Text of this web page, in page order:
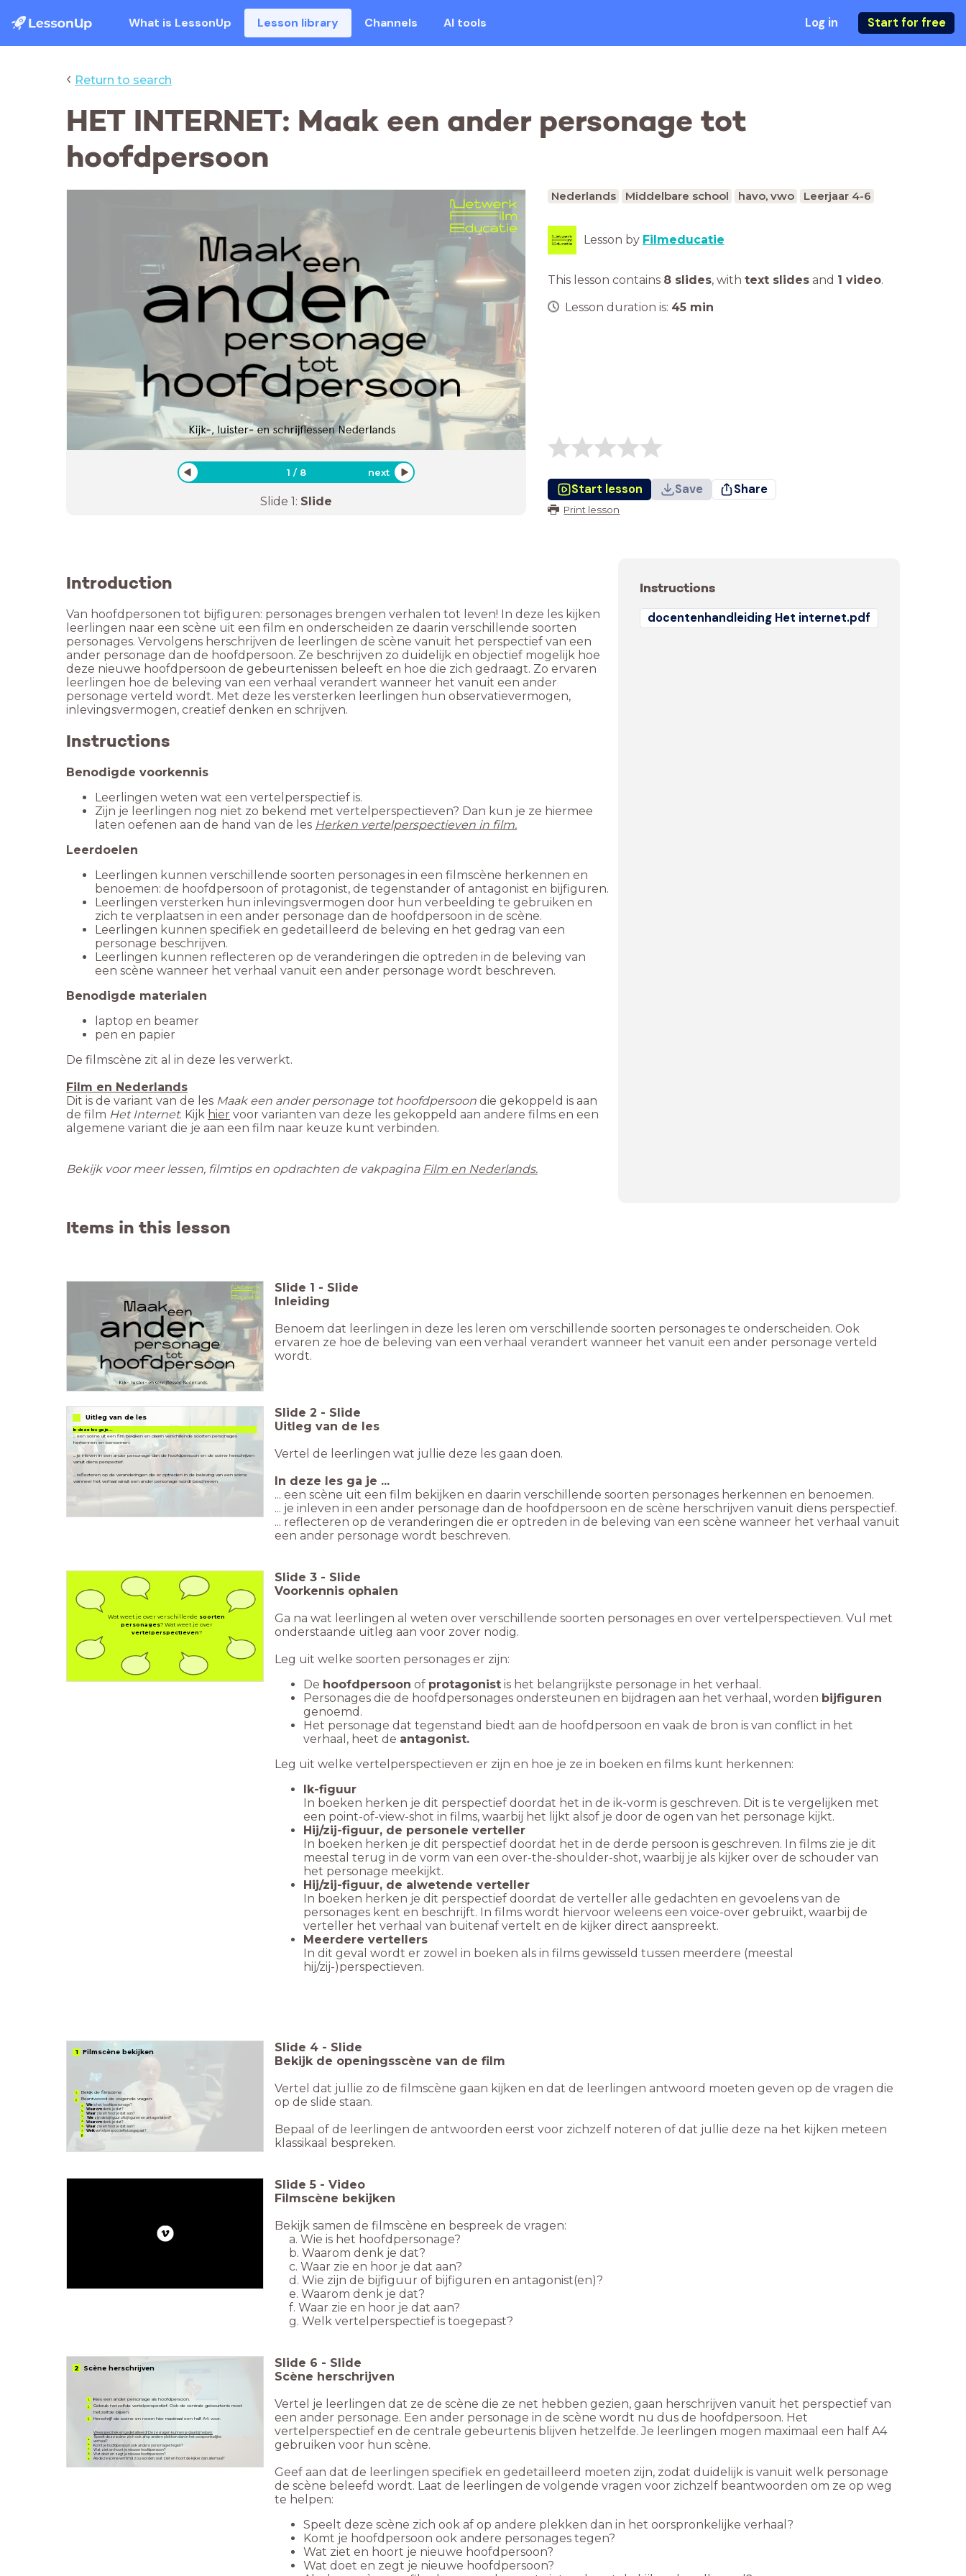
What is LessonUp Lesson library Channels AI tools Log in Start for free
‹ Return to search
HET INTERNET: Maak een ander personage tot
hoofdpersoon
1 / 8 next
Slide 1: Slide
Nederlands Middelbare school havo, vwo Leerjaar 4-6
Lesson by Filmeducatie
This lesson contains 8 slides, with text slides and 1 video.
Lesson duration is: 45 min
Start lesson Save Share
Print lesson
Introduction
Van hoofdpersonen tot bijfiguren: personages brengen verhalen tot leven! In deze les kijken
leerlingen naar een scène uit een film en onderscheiden ze daarin verschillende soorten
personages. Vervolgens herschrijven de leerlingen de scène vanuit het perspectief van een
ander personage dan de hoofdpersoon. Ze beschrijven zo duidelijk en objectief mogelijk hoe
deze nieuwe hoofdpersoon de gebeurtenissen beleeft en hoe die zich gedraagt. Zo ervaren
leerlingen hoe de beleving van een verhaal verandert wanneer het vanuit een ander
personage verteld wordt. Met deze les versterken leerlingen hun observatievermogen,
inlevingsvermogen, creatief denken en schrijven.
Instructions
Zijn je leerlingen nog niet zo bekend met vertelperspectieven? Dan kun je ze hiermee
laten oefenen aan de hand van de les
Leerdoelen
Leerlingen kunnen verschillende soorten personages in een filmscène herkennen en
Leerlingen versterken hun inlevingsvermogen door hun verbeelding te gebruiken en
Leerlingen kunnen specifiek en gedetailleerd de beleving en het gedrag van een
Leerlingen kunnen reflecteren op de veranderingen die optreden in de beleving van
een scène wanneer het verhaal vanuit een ander personage wordt beschreven.
Dit is de variant van de les Maak een ander personage tot hoofdpersoon die gekoppeld is aan
de film Het Internet. Kijk hier voor varianten van deze les gekoppeld aan andere films en een
Bekijk voor meer lessen, filmtips en opdrachten de vakpagina Film en Nederlands.
Instructions
docentenhandleiding Het internet.pdf
Items in this lesson
Slide 1 - Slide
Inleiding
Benoem dat leerlingen in deze les leren om verschillende soorten personages te onderscheiden. Ook
ervaren ze hoe de beleving van een verhaal verandert wanneer het vanuit een ander personage verteld
wordt.
Uitleg van de les
In deze les ga je...
... een scène uit een film bekijken en daarin verschillende soorten personages
... je inleven in een ander personage dan de hoofdpersoon en de scène herschrijven
... reflecteren op de veranderingen die er optreden in de beleving van een scène
Slide 2 - Slide
Uitleg van de les
Vertel de leerlingen wat jullie deze les gaan doen.
In deze les ga je ...
... een scène uit een film bekijken en daarin verschillende soorten personages herkennen en benoemen.
... je inleven in een ander personage dan de hoofdpersoon en de scène herschrijven vanuit diens perspectief.
... reflecteren op de veranderingen die er optreden in de beleving van een scène wanneer het verhaal vanuit
een ander personage wordt beschreven.
Wat weet je over verschillende soorten
personages? Wat weet je over
vertelperspectieven?
Slide 3 - Slide
Voorkennis ophalen
Ga na wat leerlingen al weten over verschillende soorten personages en over vertelperspectieven. Vul met
onderstaande uitleg aan voor zover nodig.
Leg uit welke soorten personages er zijn:
De hoofdpersoon of protagonist is het belangrijkste personage in het verhaal.
Personages die de hoofdpersonages ondersteunen en bijdragen aan het verhaal, worden bijfiguren
genoemd.
Het personage dat tegenstand biedt aan de hoofdpersoon en vaak de bron is van conflict in het
verhaal, heet de antagonist.
Leg uit welke vertelperspectieven er zijn en hoe je ze in boeken en films kunt herkennen:
Ik-figuur
In boeken herken je dit perspectief doordat het in de ik-vorm is geschreven. Dit is te vergelijken met
een point-of-view-shot in films, waarbij het lijkt alsof je door de ogen van het personage kijkt.
Hij/zij-figuur, de personele verteller
In boeken herken je dit perspectief doordat het in de derde persoon is geschreven. In films zie je dit
meestal terug in de vorm van een over-the-shoulder-shot, waarbij je als kijker over de schouder van
het personage meekijkt.
Hij/zij-figuur, de alwetende verteller
In boeken herken je dit perspectief doordat de verteller alle gedachten en gevoelens van de
personages kent en beschrijft. In films wordt hiervoor weleens een voice-over gebruikt, waarbij de
verteller het verhaal van buitenaf vertelt en de kijker direct aanspreekt.
Meerdere vertellers
In dit geval wordt er zowel in boeken als in films gewisseld tussen meerdere (meestal
hij/zij-)perspectieven.
Bekijk de filmscène.
Beantwoord de volgende vragen:
Wie is het hoofdpersonage?
Waaromdenk je dat?
Waar zie en hoor je dat aan?
Wie zijn de bijfiguur of bijfiguren en antagonist(en)?
Waarom denk je dat?
Waarzie en hoor je dat aan?
Welk vertelperspectief is toegepast?
1 Filmscène bekijken Slide 4 - Slide
Bekijk de openingsscène van de film
Vertel dat jullie zo de filmscène gaan kijken en dat de leerlingen antwoord moeten geven op de vragen die
op de slide staan.
Bepaal of de leerlingen de antwoorden eerst voor zichzelf noteren of dat jullie deze na het kijken meteen
klassikaal bespreken.
Slide 5 - Video
Filmscène bekijken
Bekijk samen de filmscène en bespreek de vragen:
a. Wie is het hoofdpersonage?
b. Waarom denk je dat?
c. Waar zie en hoor je dat aan?
d. Wie zijn de bijfiguur of bijfiguren en antagonist(en)?
e. Waarom denk je dat?
f. Waar zie en hoor je dat aan?
g. Welk vertelperspectief is toegepast?
2 Scène herschrijven
Kies een ander personage als hoofdpersoon.
Gebruik hetzelfde vertelperspectief. Ook de centrale gebeurtenis moet
hetzelfde blijven.
Herschrijf de scène en neem hier maximaal een half A4 voor.
Wees specifiek en gedetailleerd! Deze vragen kunnen je daarbij helpen:
Speelt deze scène zich ook af op andere plekken dan in het oorspronkelijke
verhaal?
Komt je hoofdpersoon ook andere personages tegen?
Wat ziet en hoort je nieuwe hoofdpersoon?
Wat doet en zegt je nieuwe hoofdpersoon?
Als deze scène verfilmd zou worden, wat ziet en hoort de kijker dan allemaal?
Slide 6 - Slide
Scène herschrijven
Vertel je leerlingen dat ze de scène die ze net hebben gezien, gaan herschrijven vanuit het perspectief van
een ander personage. Een ander personage in de scène wordt nu dus de hoofdpersoon. Het
vertelperspectief en de centrale gebeurtenis blijven hetzelfde. Je leerlingen mogen maximaal een half A4
gebruiken voor hun scène.
Geef aan dat de leerlingen specifiek en gedetailleerd moeten zijn, zodat duidelijk is vanuit welk personage
de scène beleefd wordt. Laat de leerlingen de volgende vragen voor zichzelf beantwoorden om ze op weg
te helpen:
Speelt deze scène zich ook af op andere plekken dan in het oorspronkelijke verhaal?
Komt je hoofdpersoon ook andere personages tegen?
Wat ziet en hoort je nieuwe hoofdpersoon?
Wat doet en zegt je nieuwe hoofdpersoon?